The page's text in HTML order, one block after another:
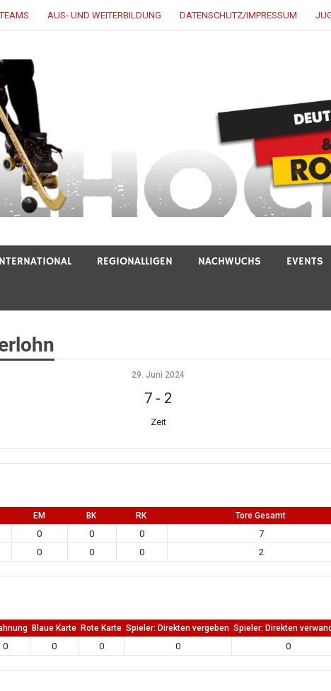
AUS- UND WEITERBILDUNG DATENSCHUTZ/IMPRESSUM
REGIONALLIGEN NACHWUCHS EVENTS
29. Juni 2024
7 - 2
Zeit
EM BK RK Tore Gesamt
0 0 0 7
0 0 0 2
Blaue Karte Rote Karte Spieler: Direkten vergeben Spieler: Direkten
0 0 0 0 0